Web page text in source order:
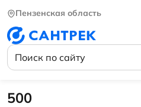
Пензенская область
500